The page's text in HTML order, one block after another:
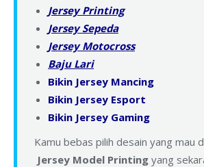
Jersey Printing
Jersey Sepeda
Jersey Motocross
Baju Lari
Bikin Jersey Mancing
Bikin Jersey Esport
Bikin Jersey Gaming
Kamu bebas pilih desain yang mau
Jersey Model Printing yang